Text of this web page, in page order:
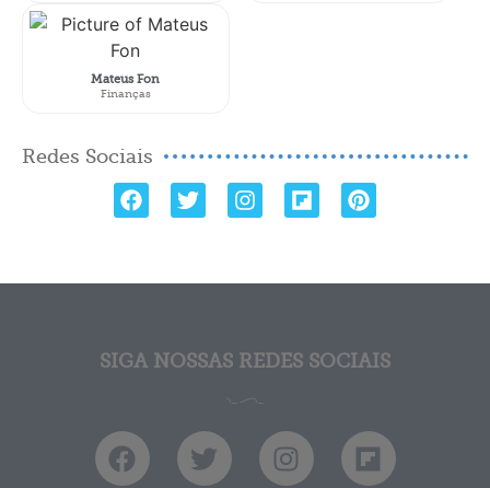
Mateus Fon
Finanças
Redes Sociais
SIGA NOSSAS REDES SOCIAIS